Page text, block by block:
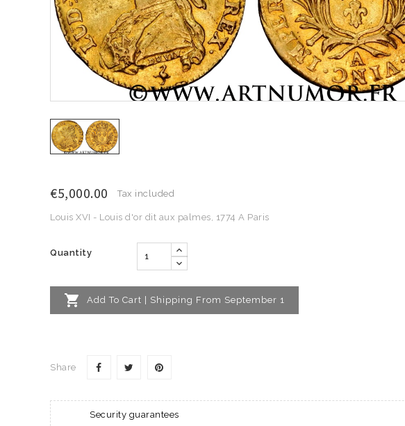
€5,000.00 Tax included
Louis XVI - Louis d'or dit aux palmes, 1774 A Paris
Quantity
 Add To Cart | Shipping From September 1
Share
Security guarantees